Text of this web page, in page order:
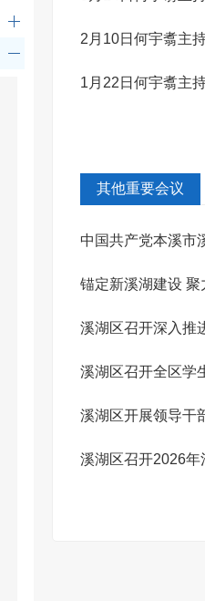
2月10日何宇翥主
1月22日何宇翥主
其他重要会议
中国共产党本溪市
锚定新溪湖建设
幕
溪湖区召开深入推
溪湖区召开全区学
溪湖区开展领导干
溪湖区召开2026年